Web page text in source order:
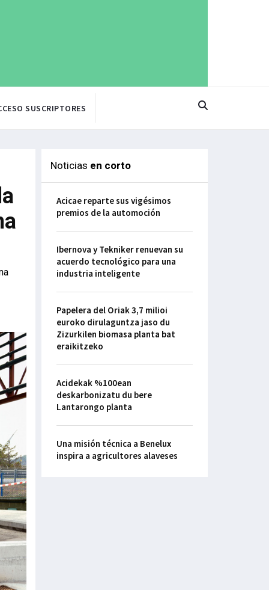
SUSCRIPTORES
Noticias en corto
Acicae reparte sus vigésimos
premios de la automoción
Ibernova y Tekniker renuevan su
acuerdo tecnológico para una
industria inteligente
Papelera del Oriak 3,7 milioi
euroko dirulaguntza jaso du
Zizurkilen biomasa planta bat
eraikitzeko
Acidekak %100ean
deskarbonizatu du bere
Lantarongo planta
Una misión técnica a Benelux
inspira a agricultores alaveses